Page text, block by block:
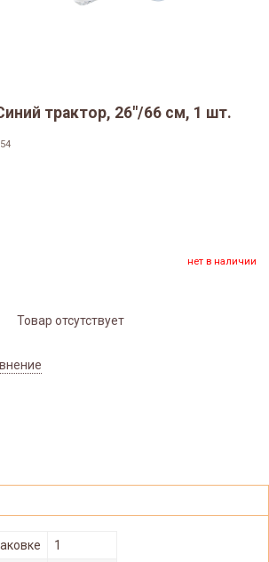
трактор, 26"/66 см, 1 шт.
нет в наличии
Товар отсутствует
1